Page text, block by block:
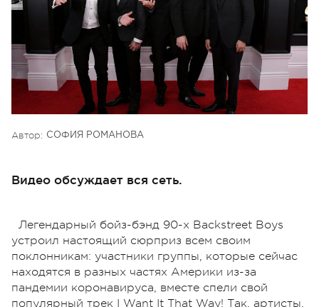
Автор: СОФИЯ РОМАНОВА
Видео обсуждает вся сеть.
Легендарный бойз-бэнд 90-х Backstreet Boys
устроил настоящий сюрприз всем своим
поклонникам: участники группы, которые сейчас
находятся в разных частях Америки из-за
пандемии коронавируса, вместе спели свой
популярный трек I Want It That Way! Так, артисты,